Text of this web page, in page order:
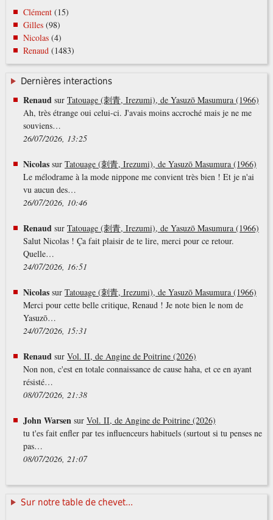
Clément(15)
Gilles(98)
Nicolas(4)
Renaud(1483)
Dernières interactions
Renaud sur Tatouage (刺青, Irezumi), de Yasuzō Masumura (1966)
Ah, très étrange oui celui-ci. J'avais moins accroché mais je ne me
souviens…
26/07/2026, 13:25
Nicolassur Tatouage (刺青, Irezumi), de Yasuzō Masumura (1966)
Le mélodrame à la mode nippone me convient très bien ! Et je n'ai
vu aucun des…
26/07/2026, 10:46
Renaud sur Tatouage (刺青, Irezumi), de Yasuzō Masumura (1966)
Salut Nicolas ! Ça fait plaisir de te lire, merci pour ce retour.
Quelle…
24/07/2026, 16:51
Nicolassur Tatouage (刺青, Irezumi), de Yasuzō Masumura (1966)
Merci pour cette belle critique, Renaud ! Je note bien le nom de
Yasuzō…
24/07/2026, 15:31
Renaud sur Vol. II, de Angine de Poitrine (2026)
Non non, c'est en totale connaissance de cause haha, et ce en ayant
résisté…
08/07/2026, 21:38
John Warsen sur Vol. II, de Angine de Poitrine (2026)
tu t'es fait enfler par tes influenceurs habituels (surtout si tu penses ne
pas…
08/07/2026, 21:07
Sur notre table de chevet...